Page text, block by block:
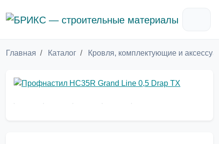
Главная Каталог Кровля, комплектующие и